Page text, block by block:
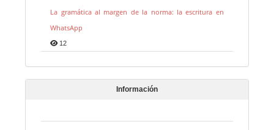
La gramática al margen de la norma: la escritura en
WhatsApp
12
Información